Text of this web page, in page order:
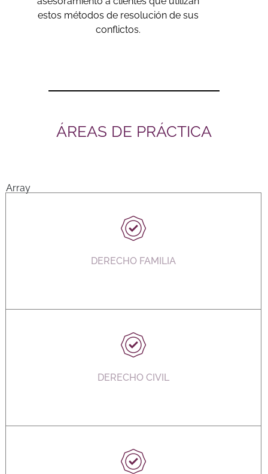
estos métodos de resolución de sus
conflictos.
ÁREAS DE PRÁCTICA
Array
DERECHO FAMILIA
DERECHO CIVIL